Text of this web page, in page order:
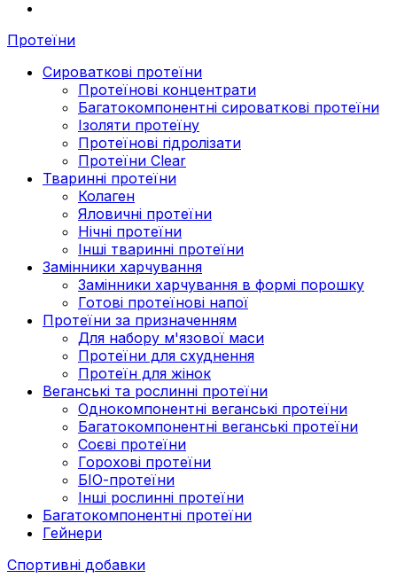
Протеїни
Сироваткові протеїни
Протеїнові концентрати
Багатокомпонентні сироваткові протеїни
Ізоляти протеїну
Протеїнові гідролізати
Протеїни Clear
Тваринні протеїни
Колаген
Яловичні протеїни
Нічні протеїни
Інші тваринні протеїни
Замінники харчування
Замінники харчування в формі порошку
Готові протеїнові напої
Протеїни за призначенням
Для набору м'язової маси
Протеїни для схуднення
Протеїн для жінок
Веганські та рослинні протеїни
Однокомпонентні веганські протеїни
Багатокомпонентні веганські протеїни
Cоєві протеїни
Горохові протеїни
БІО-протеїни
Інші рослинні протеїни
Багатокомпонентні протеїни
Гейнери
Спортивні добавки